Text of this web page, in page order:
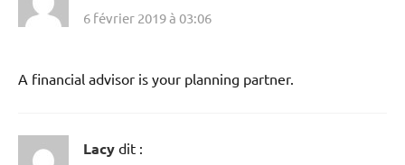
6 février 2019 à 03:06
A financial advisor is your planning partner.
Lacy dit :